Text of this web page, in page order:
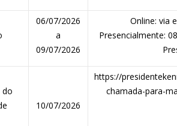
06/07/2026
a
09/07/2026
Online: via
Presencialmente:
do
10/07/2026
https://
chamada-para-